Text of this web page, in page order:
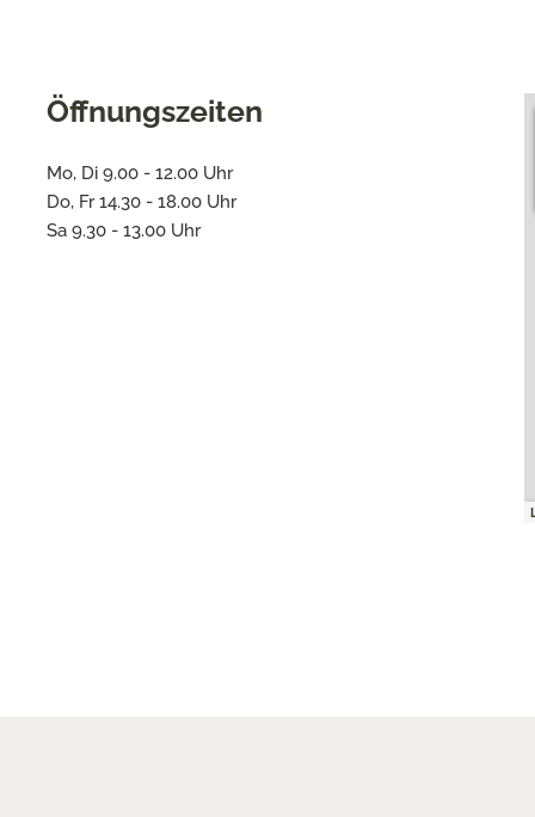
Öffnungszeiten
Mo, Di 9.00 - 12.00 Uhr
Do, Fr 14.30 - 18.00 Uhr
Sa 9.30 - 13.00 Uhr